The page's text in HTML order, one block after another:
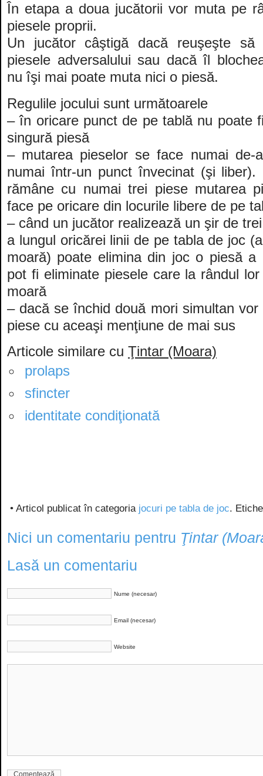
În etapa a doua jucătorii vor muta pe
piesele proprii.
Un jucător câştigă dacă reuşeşte să
piesele adversalului sau dacă îl
nu îşi mai poate muta nici o piesă.
Regulile jocului sunt următoarele
– în oricare punct de pe tablă nu poate
singură piesă
– mutarea pieselor se face numai de-
numai într-un punct învecinat (şi liber).
rămâne cu numai trei piese mutarea
face pe oricare din locurile libere de pe
– când un jucător realizează un şir de
a lungul oricărei linii de pe tabla de joc
moară) poate elimina din joc o piesă a
pot fi eliminate piesele care la rândul
moară
– dacă se închid două mori simultan vor
piese cu aceaşi menţiune de mai sus
Articole similare cu Ţintar (Moara)
prolaps
sfincter
identitate condiţionată
• Articol publicat în categoria jocuri pe tabla de joc.
Nici un comentariu pentru Ţintar
Lasă un comentariu
Nume (necesar)
Email (necesar)
Website